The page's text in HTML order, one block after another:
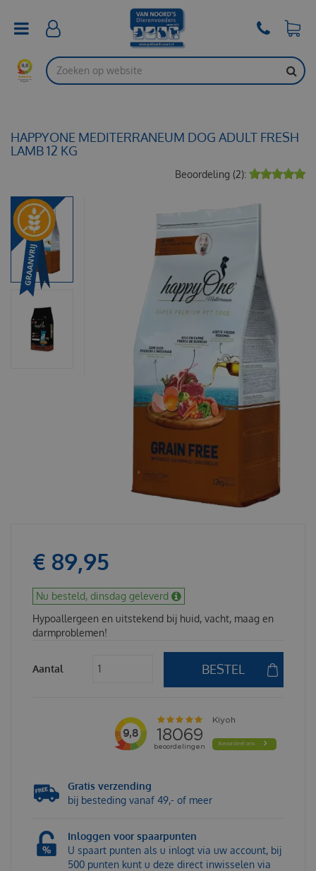
HAPPYONE MEDITERRANEUM DOG ADULT FRESH
LAMB 12 KG
€ 89,95
Nu besteld, dinsdag geleverd
Hypoallergeen en uitstekend bij huid, vacht, maag en
darmproblemen!
Aantal
Gratis verzending
bij besteding vanaf 49,- of meer
Inloggen voor spaarpunten
U spaart punten als u inlogt via uw account, bij
500 punten kunt u deze direct inwisselen via
Beoordeling (2):